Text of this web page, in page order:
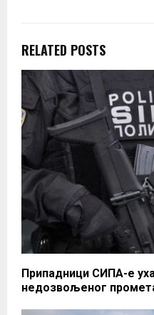
RELATED POSTS
Припадници СИПА-е
недозвољеног